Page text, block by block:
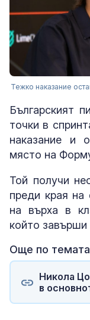
Тежко наказание
Българският
точки в
наказание и
място на
Той получи
преди края на
на върха в
който завърши
Още по темата
Никола
в